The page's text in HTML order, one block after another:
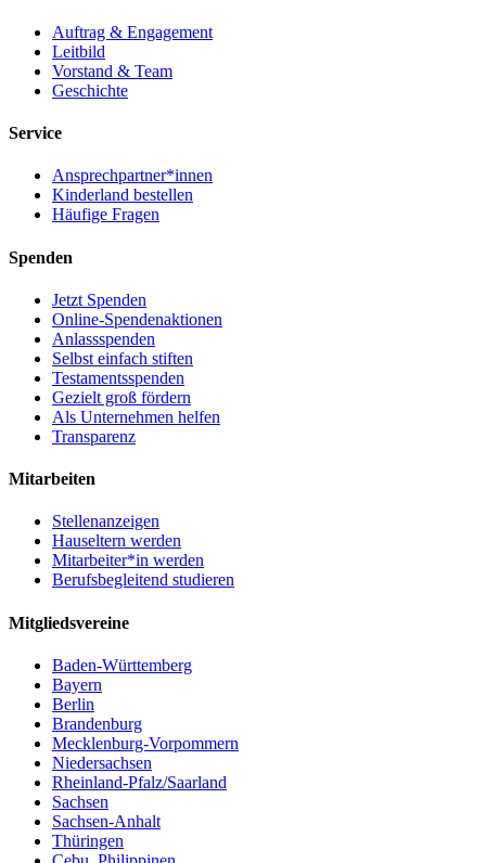
Auftrag & Engagement
Leitbild
Vorstand & Team
Geschichte
Service
Ansprechpartner*innen
Kinderland bestellen
Häufige Fragen
Spenden
Jetzt Spenden
Online-Spendenaktionen
Anlassspenden
Selbst einfach stiften
Testamentsspenden
Gezielt groß fördern
Als Unternehmen helfen
Transparenz
Mitarbeiten
Stellenanzeigen
Hauseltern werden
Mitarbeiter*in werden
Berufsbegleitend studieren
Mitgliedsvereine
Baden-Württemberg
Bayern
Berlin
Brandenburg
Mecklenburg-Vorpommern
Niedersachsen
Rheinland-Pfalz/Saarland
Sachsen
Sachsen-Anhalt
Thüringen